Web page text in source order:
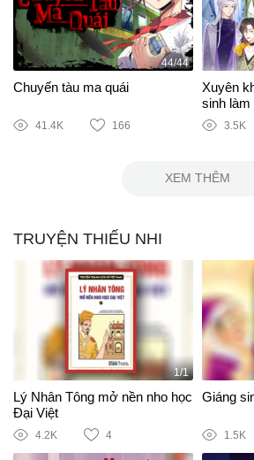
44/44
Chuyến tàu ma quái
41.4K 166
Xuyên
sinh làm
3.5K
XEM THÊM
TRUYỆN THIẾU NHI
1/1
Lý Nhân Tông mở nền nho học
Đại Việt
4.2K 4
Giáng
1.5K